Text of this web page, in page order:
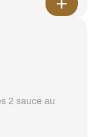
2 sauce au